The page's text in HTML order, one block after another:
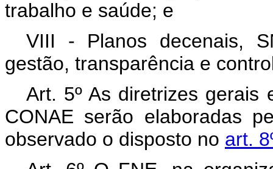
trabalho e saúde; e
VIII - Planos decenais,
gestão, transparência e
Art. 5º As diretrizes gerais
CONAE serão elaboradas
observado o disposto no art.